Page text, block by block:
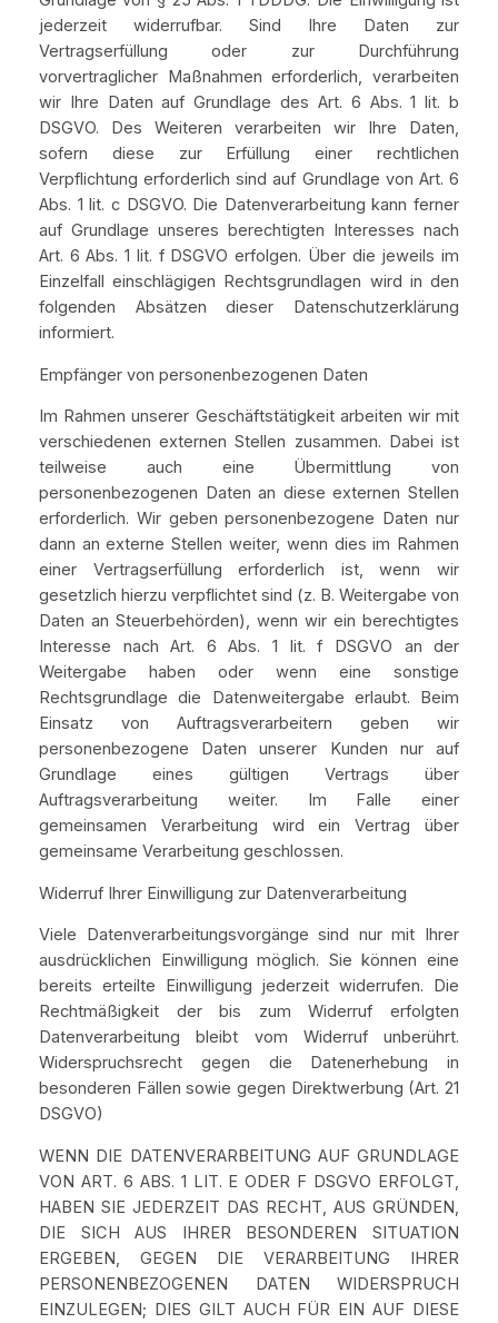
jederzeit widerrufbar. Sind Ihre Daten zur
Vertragserfüllung oder zur Durchführung
vorvertraglicher Maßnahmen erforderlich, verarbeiten
wir Ihre Daten auf Grundlage des Art. 6 Abs. 1 lit. b
DSGVO. Des Weiteren verarbeiten wir Ihre Daten,
sofern diese zur Erfüllung einer rechtlichen
Verpflichtung erforderlich sind auf Grundlage von Art. 6
Abs. 1 lit. c DSGVO. Die Datenverarbeitung kann ferner
auf Grundlage unseres berechtigten Interesses nach
Art. 6 Abs. 1 lit. f DSGVO erfolgen. Über die jeweils im
Einzelfall einschlägigen Rechtsgrundlagen wird in den
folgenden Absätzen dieser Datenschutzerklärung
informiert.
Empfänger von personenbezogenen Daten
Im Rahmen unserer Geschäftstätigkeit arbeiten wir mit
verschiedenen externen Stellen zusammen. Dabei ist
teilweise auch eine Übermittlung von
personenbezogenen Daten an diese externen Stellen
erforderlich. Wir geben personenbezogene Daten nur
dann an externe Stellen weiter, wenn dies im Rahmen
einer Vertragserfüllung erforderlich ist, wenn wir
gesetzlich hierzu verpflichtet sind (z. B. Weitergabe von
Daten an Steuerbehörden), wenn wir ein berechtigtes
Interesse nach Art. 6 Abs. 1 lit. f DSGVO an der
Weitergabe haben oder wenn eine sonstige
Rechtsgrundlage die Datenweitergabe erlaubt. Beim
Einsatz von Auftragsverarbeitern geben wir
personenbezogene Daten unserer Kunden nur auf
Grundlage eines gültigen Vertrags über
Auftragsverarbeitung weiter. Im Falle einer
gemeinsamen Verarbeitung wird ein Vertrag über
gemeinsame Verarbeitung geschlossen.
Widerruf Ihrer Einwilligung zur Datenverarbeitung
Viele Datenverarbeitungsvorgänge sind nur mit Ihrer
ausdrücklichen Einwilligung möglich. Sie können eine
bereits erteilte Einwilligung jederzeit widerrufen. Die
Rechtmäßigkeit der bis zum Widerruf erfolgten
Datenverarbeitung bleibt vom Widerruf unberührt.
Widerspruchsrecht gegen die Datenerhebung in
besonderen Fällen sowie gegen Direktwerbung (Art. 21
DSGVO)
WENN DIE DATENVERARBEITUNG AUF GRUNDLAGE
VON ART. 6 ABS. 1 LIT. E ODER F DSGVO ERFOLGT,
HABEN SIE JEDERZEIT DAS RECHT, AUS GRÜNDEN,
DIE SICH AUS IHRER BESONDEREN SITUATION
ERGEBEN, GEGEN DIE VERARBEITUNG IHRER
PERSONENBEZOGENEN DATEN WIDERSPRUCH
EINZULEGEN; DIES GILT AUCH FÜR EIN AUF DIESE